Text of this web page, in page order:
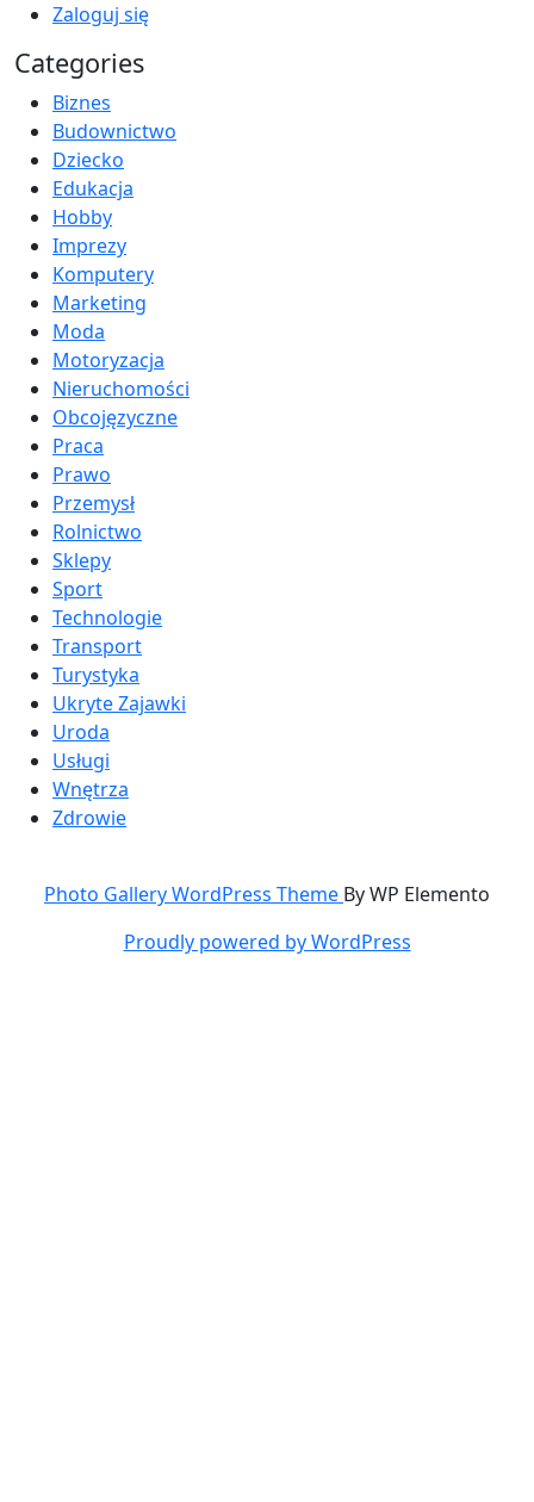
Zaloguj się
Categories
Biznes
Budownictwo
Dziecko
Edukacja
Hobby
Imprezy
Komputery
Marketing
Moda
Motoryzacja
Nieruchomości
Obcojęzyczne
Praca
Prawo
Przemysł
Rolnictwo
Sklepy
Sport
Technologie
Transport
Turystyka
Ukryte Zajawki
Uroda
Usługi
Wnętrza
Zdrowie
Photo Gallery WordPress Theme By WP Elemento
Proudly powered by WordPress